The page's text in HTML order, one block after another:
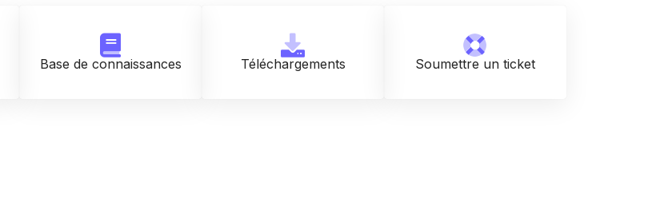
Base de connaissances Téléchargements Soumettre un ticket